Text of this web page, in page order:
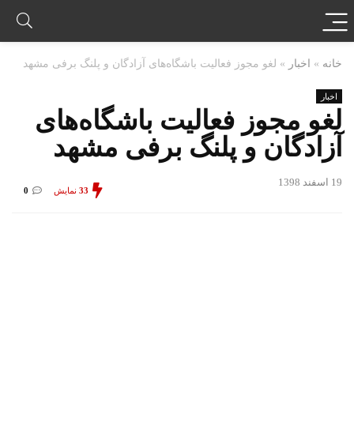
خانه » اخبار » لغو مجوز فعالیت باشگاه‌های آزادگان و پلنگ برفی مشهد
اخبار
لغو مجوز فعالیت باشگاه‌های
آزادگان و پلنگ برفی مشهد
19 اسفند 1398
33 نمایش 0